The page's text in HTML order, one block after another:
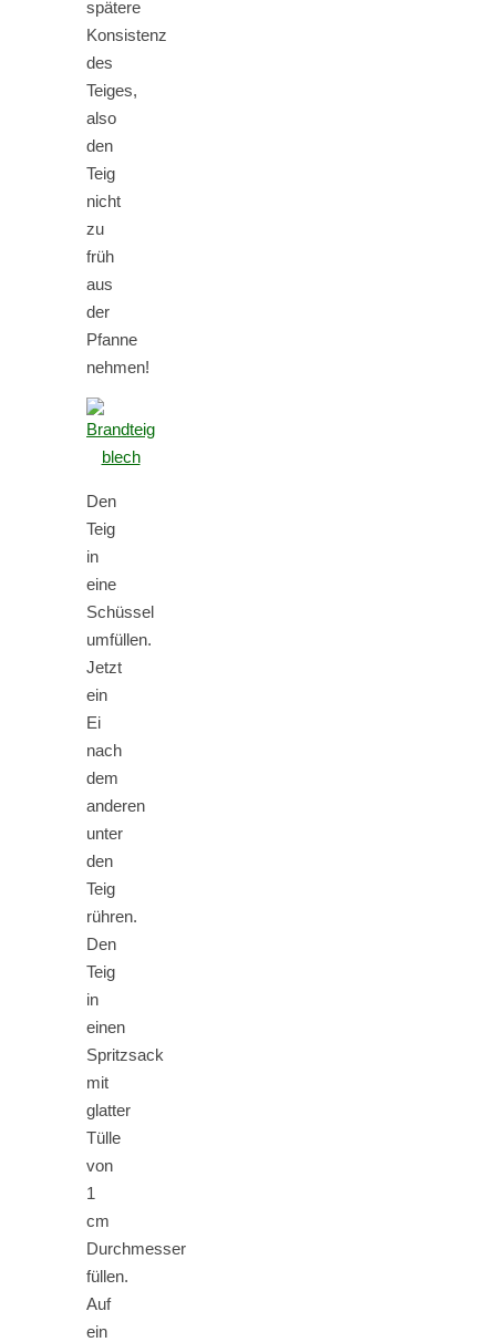
spätere
Konsistenz
des
Teiges,
also
den
Teig
nicht
zu
früh
aus
der
Pfanne
nehmen!
Den
Teig
in
eine
Schüssel
umfüllen.
Jetzt
ein
Ei
nach
dem
anderen
unter
den
Teig
rühren.
Den
Teig
in
einen
Spritzsack
mit
glatter
Tülle
von
1
cm
Durchmesser
füllen.
Auf
ein